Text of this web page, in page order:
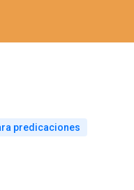
predicaciones